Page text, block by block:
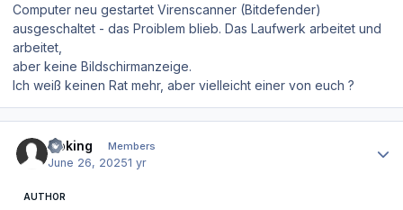
Computer neu gestartet Virenscanner (Bitdefender)
ausgeschaltet - das Proiblem blieb. Das Laufwerk arbeitet und
arbeitet,
aber keine Bildschirmanzeige.
Ich weiß keinen Rat mehr, aber vielleicht einer von euch ?
Goking Members
June 26, 20251 yr
AUTHOR